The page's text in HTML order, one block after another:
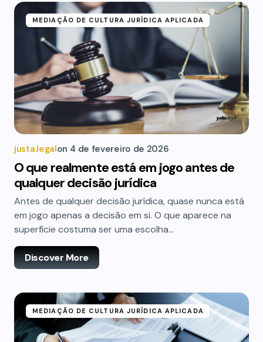
MEDIAÇÃO DE CULTURA JURÍDICA APLICADA
justa.legalon 4 de fevereiro de 2026
O que realmente está em jogo antes de
qualquer decisão jurídica
Antes de qualquer decisão jurídica, quase nunca está
em jogo apenas a decisão em si. O que aparece na
superfície costuma ser uma escolha…
Discover More
MEDIAÇÃO DE CULTURA JURÍDICA APLICADA